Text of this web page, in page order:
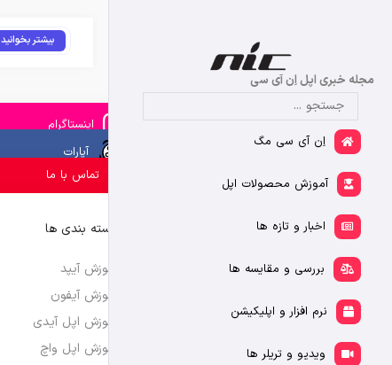
مجله خبری اپل اِن آی سی
اِن آی سی مگ
آموزش محصولات اپل
اخبار و تازه ها
بررسی و مقایسه ها
نرم افزار و اپلیکیشن
ویدیو و تریلر ها
بیشتر بخوانید
اینستاگرام
آپارات
تماس با ما
دسته بندی ها
آموزش آیپد
آموزش آیفون
آموزش اپل آیدی
آموزش اپل واچ